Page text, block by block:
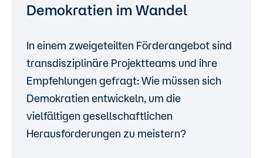
Demokratien im Wandel
In einem zweigeteilten Förderangebot sind
transdisziplinäre Projektteams und ihre
Empfehlungen gefragt: Wie müssen sich
Demokratien entwickeln, um die
vielfältigen gesellschaftlichen
Herausforderungen zu meistern?